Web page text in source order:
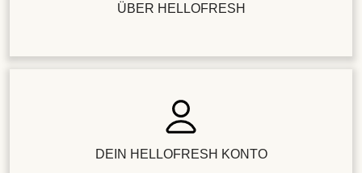
ÜBER HELLOFRESH
DEIN HELLOFRESH KONTO